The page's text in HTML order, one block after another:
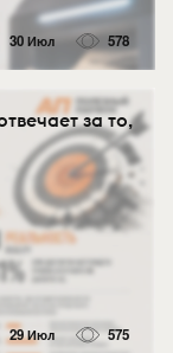
30 Июл 578
за то,
29 Июл 575